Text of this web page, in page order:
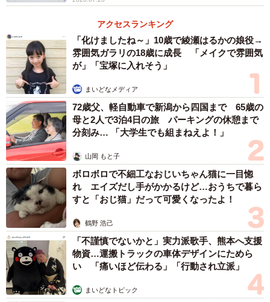
アクセスランキング
「化けましたね～」10歳で綾瀬はるかの娘役→
雰囲気ガラリの18歳に成長 「メイクで雰囲気
が」「宝塚に入れそう」
まいどなメディア
72歳父、軽自動車で新潟から四国まで 65歳の
母と2人で3泊4日の旅 パーキングの休憩まで
分刻み… 「大学生でも組まねえよ！」
山岡 もと子
ボロボロで不細工なおじいちゃん猫に一目惚
れ エイズだし手がかかるけど…おうちで暮ら
すと「おじ猫」だって可愛くなったよ！
鶴野 浩己
「不謹慎でないかと」実力派歌手、熊本へ支援
物資…運搬トラックの車体デザインにためら
い 「痛いほど伝わる」「行動され立派」
まいどなトピック